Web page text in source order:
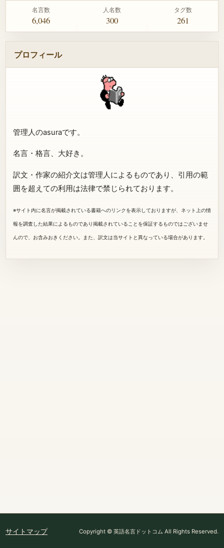
名言数
6,046
人名数
300
タグ数
261
プロフィール
管理人のasuraです。
名言・格言、大好き。
訳文・作家の紹介文は管理人によるものであり、引用の範
囲を超えての利用は法律で禁じられております。
※サイト内に名言が掲載されている書籍へのリンクを表示しておりますが、ネット上の情
報を調査した結果によるものであり掲載されていることを保証するものではございませ
んので、お含みおきください。また、訳文は当サイトと異なっている場合があります。
サイトマップ Copyright © 英語名言ドットコム All Rights Reserved.